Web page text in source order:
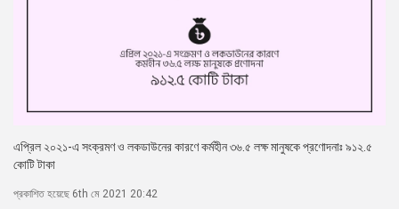
এপ্রিল ২০২১-এ সংক্রমণ ও লকডাউনের কারণে কর্মহীন ৩৬.৫ লক্ষ মানুষকে প্রণোদনাঃ ৯১২.৫
কোটি টাকা
প্রকাশিত হয়েছে 6th মে 2021 20:42